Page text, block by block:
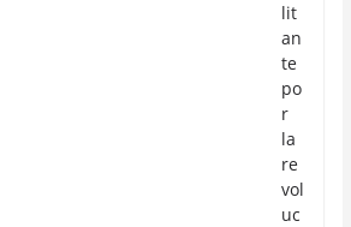
lit
an
te
po
r
la
re
vol
uc